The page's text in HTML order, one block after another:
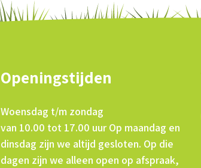
Openingstijden
Woensdag t/m zondag
van 10.00 tot 17.00 uur Op maandag en
dinsdag zijn we altijd gesloten. Op die
dagen zijn we alleen open op afspraak,